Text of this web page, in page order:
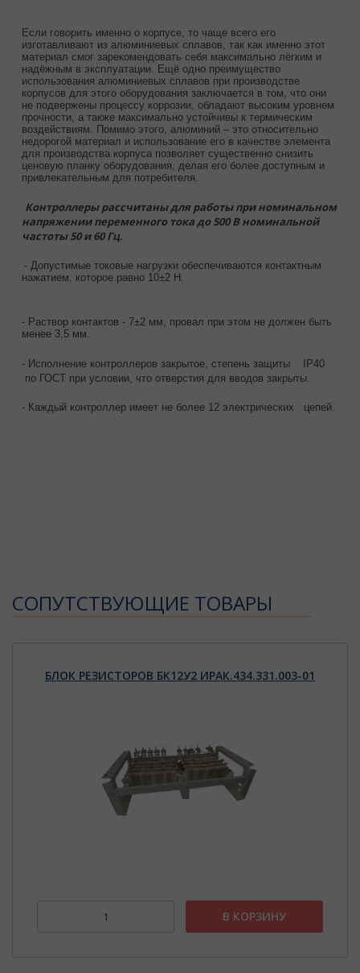
Если говорить именно о корпусе, то чаще всего его
изготавливают из алюминиевых сплавов, так как именно этот
материал смог зарекомендовать себя максимально лёгким и
надёжным в эксплуатации. Ещё одно преимущество
использования алюминиевых сплавов при производстве
корпусов для этого оборудования заключается в том, что они
не подвержены процессу коррозии, обладают высоким уровнем
прочности, а также максимально устойчивы к термическим
воздействиям. Помимо этого, алюминий – это относительно
недорогой материал и использование его в качестве элемента
для производства корпуса позволяет существенно снизить
ценовую планку оборудования, делая его более доступным и
привлекательным для потребителя.
Контроллеры рассчитаны для работы при номинальном
напряжении переменного тока до 500 В номинальной
частоты 50 и 60 Гц.
- Допустимые токовые нагрузки обеспечиваются контактным
нажатием, которое равно 10±2 Н.
- Раствор контактов - 7±2 мм, провал при этом не должен быть
менее 3,5 мм.
- Исполнение контроллеров закрытое, степень защиты IP40
по ГОСТ при условии, что отверстия для вводов закрыты.
- Каждый контроллер имеет не более 12 электрических цепей.
CОПУТСТВУЮЩИЕ ТОВАРЫ
БЛОК РЕЗИСТОРОВ БК12У2 ИРАК.434.331.003-01
В КОРЗИНУ